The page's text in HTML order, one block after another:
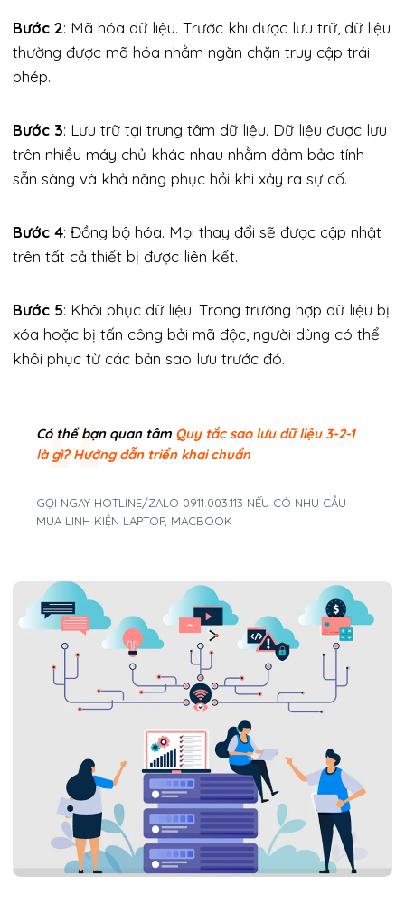
Bước 2: Mã hóa dữ liệu. Trước khi được lưu trữ, dữ liệu
thường được mã hóa nhằm ngăn chặn truy cập trái
phép.
Bước 3: Lưu trữ tại trung tâm dữ liệu. Dữ liệu được lưu
trên nhiều máy chủ khác nhau nhằm đảm bảo tính
sẵn sàng và khả năng phục hồi khi xảy ra sự cố.
Bước 4: Đồng bộ hóa. Mọi thay đổi sẽ được cập nhật
trên tất cả thiết bị được liên kết.
Bước 5: Khôi phục dữ liệu. Trong trường hợp dữ liệu bị
xóa hoặc bị tấn công bởi mã độc, người dùng có thể
khôi phục từ các bản sao lưu trước đó.
Có thể bạn quan tâm Quy tắc sao lưu dữ liệu 3-2-1
là gì? Hướng dẫn triển khai chuẩn
GỌI NGAY HOTLINE/ZALO 0911.003.113 NẾU CÓ NHU CẦU
MUA LINH KIỆN LAPTOP, MACBOOK